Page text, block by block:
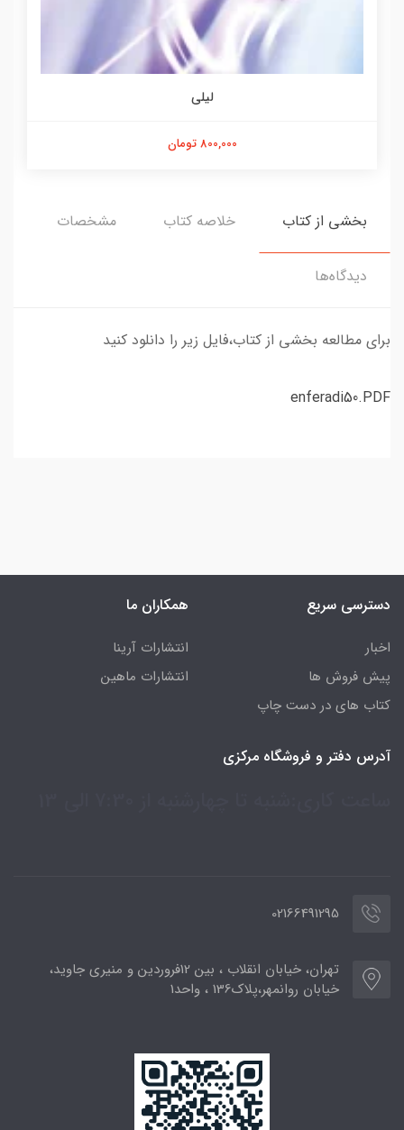
لیلی
800,000 تومان
بخشی از کتاب خلاصه کتاب مشخصات
دیدگاه‌ها
برای مطالعه بخشی از کتاب،فایل زیر را دانلود کنید
enferadi50.PDF
دسترسی سریع
اخبار
پیش فروش ها
کتاب های در دست چاپ
همکاران ما
انتشارات آرینا
انتشارات ماهین
آدرس دفتر و فروشگاه مرکزی
02166491295
تهران، خیابان انقلاب ، بین 12فروردین و منیری جاوید،
خیابان روانمهر،پلاک136 ، واحد1